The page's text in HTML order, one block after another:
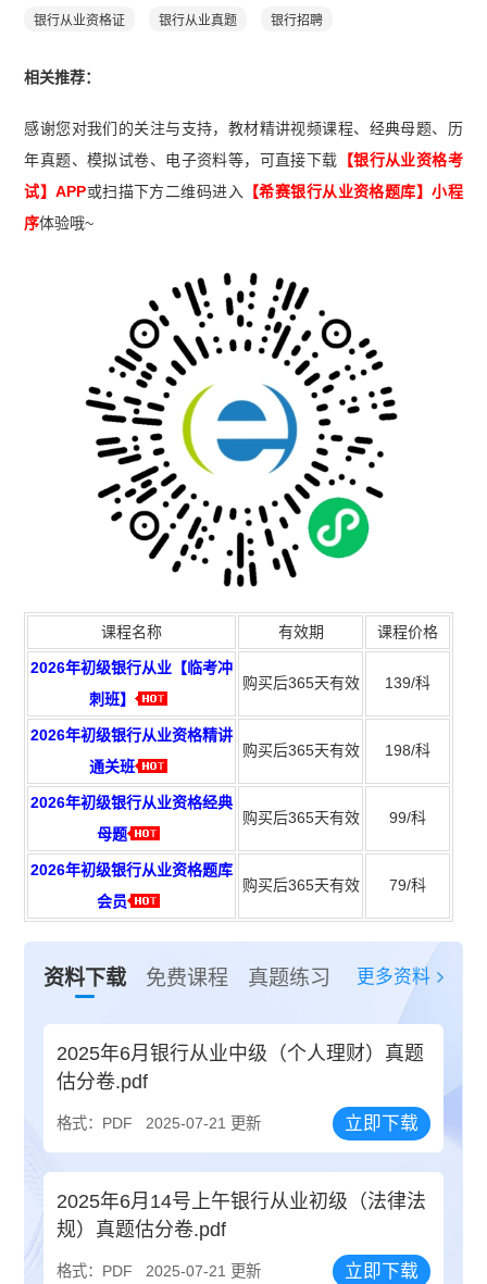
银行从业资格证 银行从业真题 银行招聘
相关推荐：
感谢您对我们的关注与支持，教材精讲视频课程、经典母题、历
年真题、模拟试卷、电子资料等，可直接下载 【银行从业资格考
试】APP或扫描下方二维码进入 【希赛银行从业资格题库】小程
序体验哦~
课程名称 有效期 课程价格
2026年初级银行从业【临考冲
刺班】
购买后365天有效 139/科
2026年初级银行从业资格精讲
通关班
购买后365天有效 198/科
2026年初级银行从业资格经典
母题
购买后365天有效 99/科
2026年初级银行从业资格题库
会员
购买后365天有效 79/科
资料下载 免费课程 真题练习 更多资料
2025年6月银行从业中级（个人理财）真题
估分卷.pdf
格式：PDF 2025-07-21 更新 立即下载
2025年6月14号上午银行从业初级（法律法
规）真题估分卷.pdf
格式：PDF 2025-07-21 更新 立即下载